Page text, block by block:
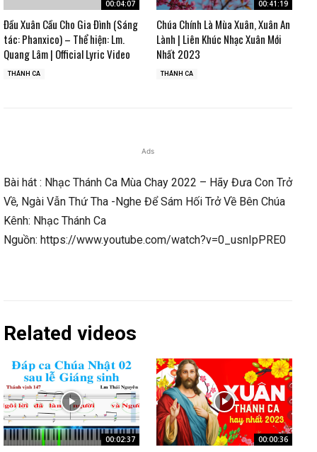
00:04:07
Đầu Xuân Cầu Cho Gia Đình (Sáng
tác: Phanxico) – Thể hiện: Lm.
Quang Lâm | Official Lyric Video
THÁNH CA
00:41:19
Chúa Chính Là Mùa Xuân, Xuân An
Lành | Liên Khúc Nhạc Xuân Mới
Nhất 2023
THÁNH CA
Ads
Bài hát : Nhạc Thánh Ca Mùa Chay 2022 – Hãy Đưa Con Trở
Về, Ngài Vẫn Thứ Tha -Nghe Để Sám Hối Trở Về Bên Chúa
Kênh: Nhạc Thánh Ca
Nguồn: https://www.youtube.com/watch?v=0_usnIpPRE0
Related videos
00:02:37 00:00:36